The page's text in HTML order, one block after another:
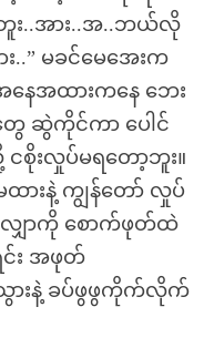
း..အား..အ..ဘယ်လို
မခင်မေအေးက
နေအထားကနေ ဘေး
တွေ ဆွဲကိုင်ကာ ပေါင်
ငစိုးလှုပ်မရတော့ဘူး။
ားနဲ့ ကျွန်တော် လှုပ်
လျှာကို စောက်ဖုတ်ထဲ
း အဖုတ်
းနဲ့ ခပ်ဖွဖွကိုက်လိုက်